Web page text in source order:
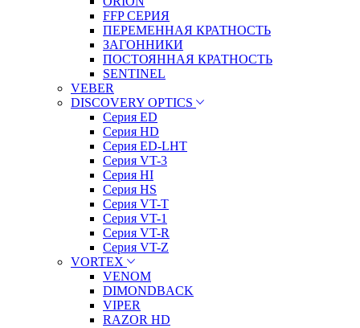
FFP СЕРИЯ
ПЕРЕМЕННАЯ КРАТНОСТЬ
ЗАГОННИКИ
ПОСТОЯННАЯ КРАТНОСТЬ
SENTINEL
VEBER
DISCOVERY OPTICS
Серия ED
Серия HD
Серия ED-LHT
Серия VT-3
Серия HI
Серия HS
Серия VT-T
Серия VT-1
Серия VT-R
Серия VT-Z
VORTEX
VENOM
DIMONDBACK
VIPER
RAZOR HD